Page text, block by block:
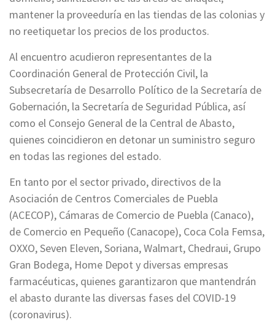
mantener la proveeduría en las tiendas de las colonias y
no reetiquetar los precios de los productos.
Al encuentro acudieron representantes de la
Coordinación General de Protección Civil, la
Subsecretaría de Desarrollo Político de la Secretaría de
Gobernación, la Secretaría de Seguridad Pública, así
como el Consejo General de la Central de Abasto,
quienes coincidieron en detonar un suministro seguro
en todas las regiones del estado.
En tanto por el sector privado, directivos de la
Asociación de Centros Comerciales de Puebla
(ACECOP), Cámaras de Comercio de Puebla (Canaco),
de Comercio en Pequeño (Canacope), Coca Cola Femsa,
OXXO, Seven Eleven, Soriana, Walmart, Chedraui, Grupo
Gran Bodega, Home Depot y diversas empresas
farmacéuticas, quienes garantizaron que mantendrán
el abasto durante las diversas fases del COVID-19
(coronavirus).